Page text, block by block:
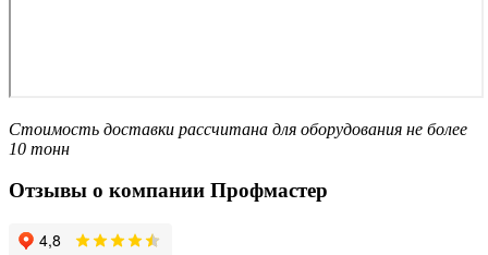
Стоимость доставки рассчитана для оборудования не более
10 тонн
Отзывы о компании Профмастер